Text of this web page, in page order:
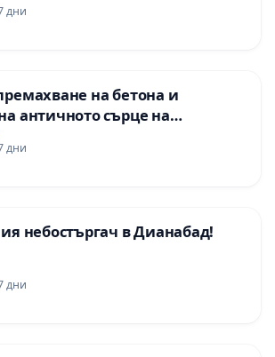
дни
на бетона и
античното сърце на
могила във Враца
дни
небостъргач в Дианабад!
дни